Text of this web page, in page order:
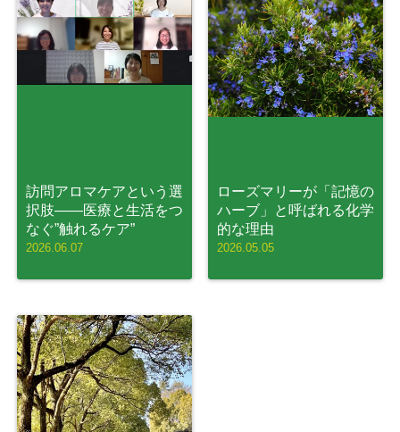
訪問アロマケアという選
択肢——医療と生活をつ
なぐ”触れるケア”
2026.06.07
ローズマリーが「記憶の
ハーブ」と呼ばれる化学
的な理由
2026.05.05